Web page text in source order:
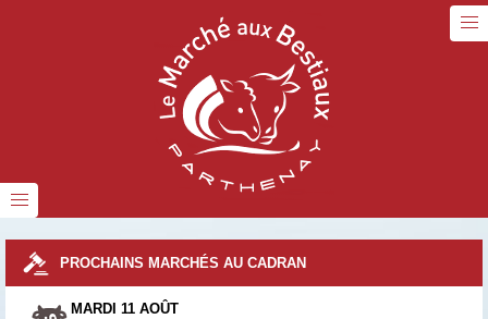
PROCHAINS MARCHÉS AU CADRAN
MARDI 11 AOÛT